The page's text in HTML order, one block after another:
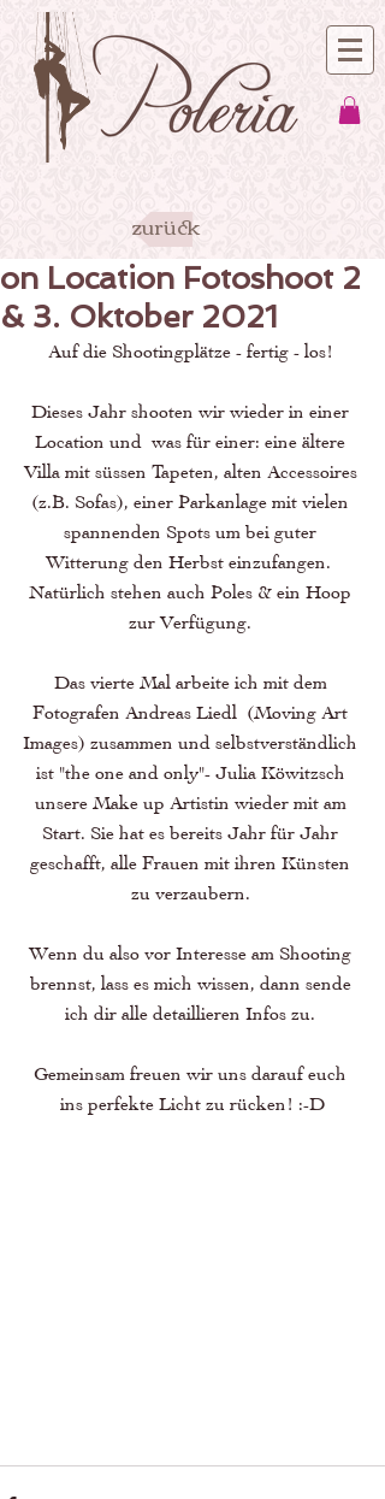
zurück
on Location Fotoshoot 2
& 3. Oktober 2021
Auf die Shootingplätze - fertig - los!
Dieses Jahr shooten wir wieder in einer
Location und  was für einer: eine ältere
Villa mit süssen Tapeten, alten Accessoires
(z.B. Sofas), einer Parkanlage mit vielen
spannenden Spots um bei guter
Witterung den Herbst einzufangen.
Natürlich stehen auch Poles & ein Hoop
zur Verfügung.
Das vierte Mal arbeite ich mit dem
Fotografen Andreas Liedl  (Moving Art
Images) zusammen und selbstverständlich
ist "the one and only"- Julia Köwitzsch
unsere Make up Artistin wieder mit am
Start. Sie hat es bereits Jahr für Jahr
geschafft, alle Frauen mit ihren Künsten
zu verzaubern.
Wenn du also vor Interesse am Shooting
brennst, lass es mich wissen, dann sende
ich dir alle detaillieren Infos zu.
Gemeinsam freuen wir uns darauf euch
ins perfekte Licht zu rücken! :-D